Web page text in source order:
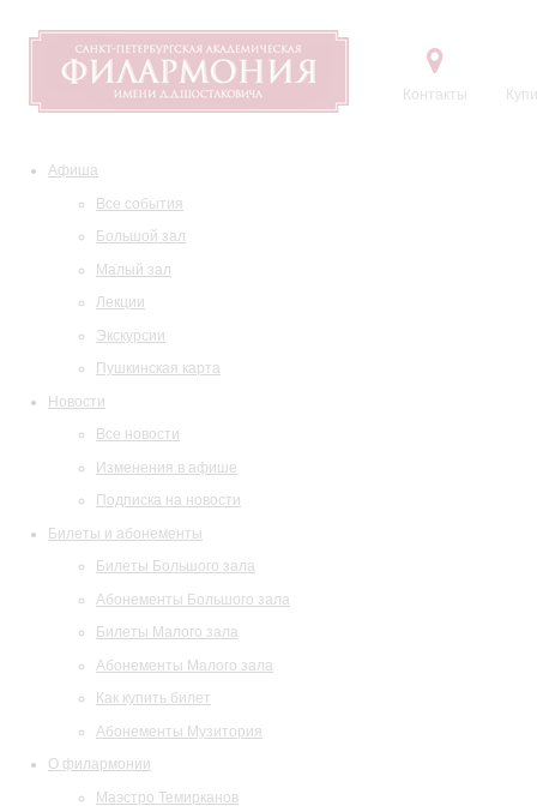
Контакты
Афиша
Все события
Большой зал
Малый зал
Лекции
Экскурсии
Пушкинская карта
Новости
Все новости
Изменения в афише
Подписка на новости
Билеты и абонементы
Билеты Большого зала
Абонементы Большого зала
Билеты Малого зала
Абонементы Малого зала
Как купить билет
Абонементы Музитория
О филармонии
Маэстро Темирканов